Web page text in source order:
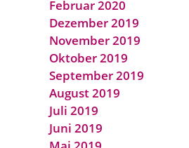
Februar 2020
Dezember 2019
November 2019
Oktober 2019
September 2019
August 2019
Juli 2019
Juni 2019